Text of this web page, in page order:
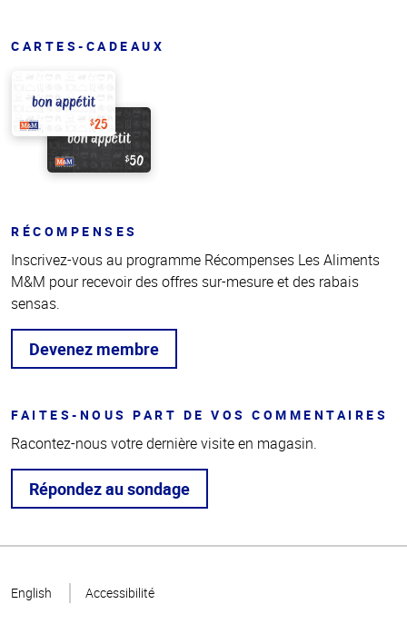
CARTES-CADEAUX
RÉCOMPENSES
Inscrivez-vous au programme Récompenses Les Aliments
M&M pour recevoir des offres sur-mesure et des rabais
sensas.
Devenez membre
FAITES-NOUS PART DE VOS COMMENTAIRES
Racontez-nous votre dernière visite en magasin.
Répondez au sondage
page
English Accessibilité